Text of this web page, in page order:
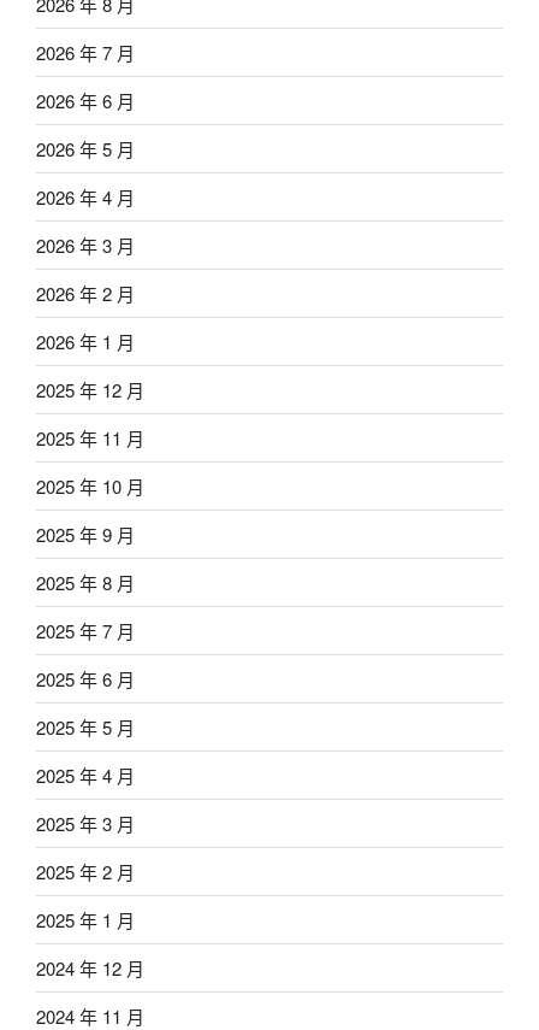
2026 年 7 月
2026 年 6 月
2026 年 5 月
2026 年 4 月
2026 年 3 月
2026 年 2 月
2026 年 1 月
2025 年 12 月
2025 年 11 月
2025 年 10 月
2025 年 9 月
2025 年 8 月
2025 年 7 月
2025 年 6 月
2025 年 5 月
2025 年 4 月
2025 年 3 月
2025 年 2 月
2025 年 1 月
2024 年 12 月
2024 年 11 月